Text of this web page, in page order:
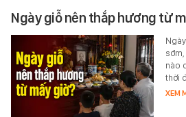
Ngày giỗ nên thắp hương từ
nào
thời
XEM